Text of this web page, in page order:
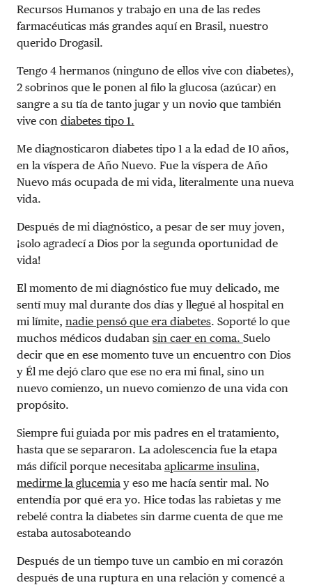
Recursos Humanos y trabajo en una de las redes
farmacéuticas más grandes aquí en Brasil, nuestro
querido Drogasil.
Tengo 4 hermanos (ninguno de ellos vive con diabetes),
2 sobrinos que le ponen al filo la glucosa (azúcar) en
sangre a su tía de tanto jugar y un novio que también
vive con diabetes tipo 1.
Me diagnosticaron diabetes tipo 1 a la edad de 10 años,
en la víspera de Año Nuevo. Fue la víspera de Año
Nuevo más ocupada de mi vida, literalmente una nueva
vida.
Después de mi diagnóstico, a pesar de ser muy joven,
¡solo agradecí a Dios por la segunda oportunidad de
vida!
El momento de mi diagnóstico fue muy delicado, me
sentí muy mal durante dos días y llegué al hospital en
mi límite, nadie pensó que era diabetes. Soporté lo que
muchos médicos dudaban sin caer en coma. Suelo
decir que en ese momento tuve un encuentro con Dios
y Él me dejó claro que ese no era mi final, sino un
nuevo comienzo, un nuevo comienzo de una vida con
propósito.
Siempre fui guiada por mis padres en el tratamiento,
hasta que se separaron. La adolescencia fue la etapa
más difícil porque necesitaba aplicarme insulina,
medirme la glucemia y eso me hacía sentir mal. No
entendía por qué era yo. Hice todas las rabietas y me
rebelé contra la diabetes sin darme cuenta de que me
estaba autosaboteando
Después de un tiempo tuve un cambio en mi corazón
después de una ruptura en una relación y comencé a